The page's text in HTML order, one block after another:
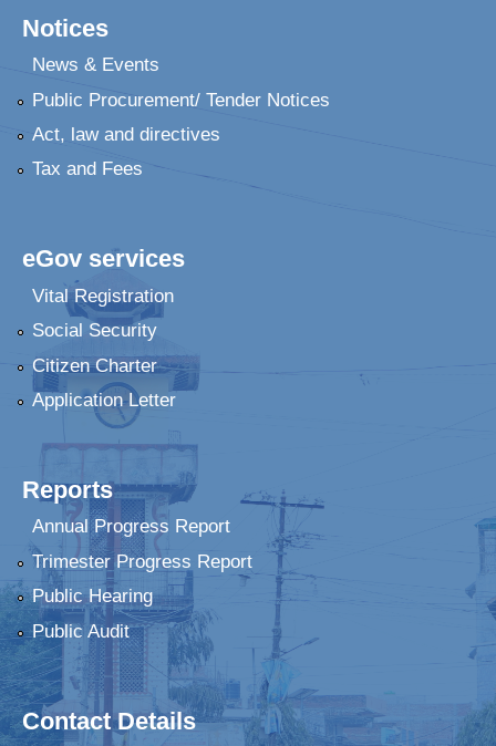
Notices
News & Events
Public Procurement/ Tender Notices
Act, law and directives
Tax and Fees
eGov services
Vital Registration
Social Security
Citizen Charter
Application Letter
Reports
Annual Progress Report
Trimester Progress Report
Public Hearing
Public Audit
Contact Details